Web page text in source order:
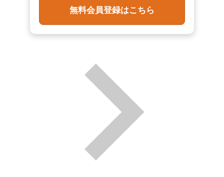
無料会員登録はこちら